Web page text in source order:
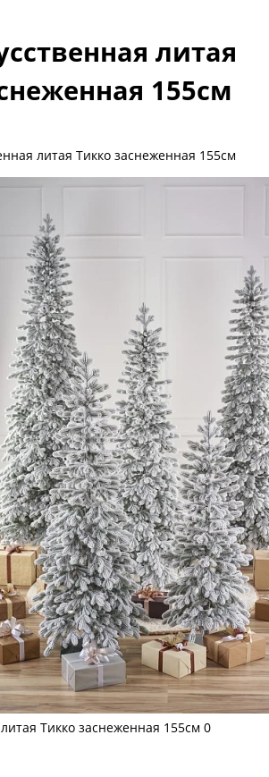
литая
155см
литая Тикко заснеженная 155см
Тикко заснеженная 155см 0